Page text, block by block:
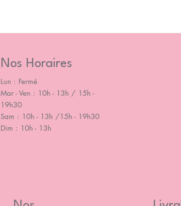
Nos Horaires
Lun : Fermé
Mar - Ven : 10h - 13h / 15h -
19h30
Sam : 10h - 13h /15h - 19h30
Dim : 10h - 13h